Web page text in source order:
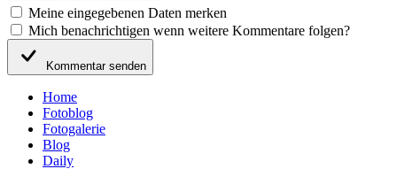
Meine eingegebenen Daten merken
Mich benachrichtigen wenn weitere Kommentare folgen?
Kommentar senden
Home
Fotoblog
Fotogalerie
Blog
Daily